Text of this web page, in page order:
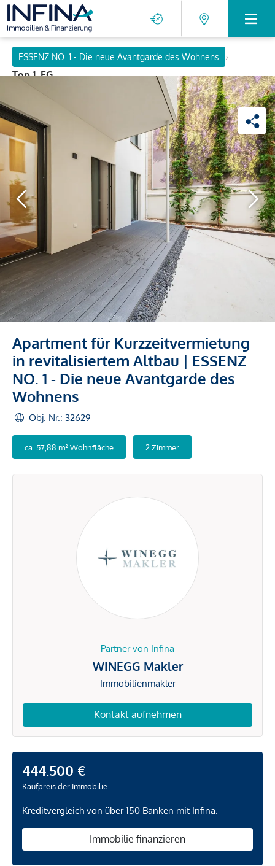
ESSENZ NO. 1 - Die neue Avantgarde des Wohnens
›
Top 1, EG
Apartment für Kurzzeitvermietung
in revitalisiertem Altbau | ESSENZ
NO. 1 - Die neue Avantgarde des
Wohnens
Obj. Nr.: 32629
ca. 57,88 m² Wohnfläche 2 Zimmer
Partner von Infina
WINEGG Makler
Immobilienmakler
Kontakt aufnehmen
444.500 €
Kaufpreis der Immobilie
Kreditvergleich von über 150 Banken mit Infina.
Immobilie finanzieren